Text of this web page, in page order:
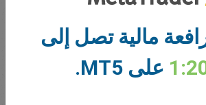
مالية تصل إلى
على MT5.